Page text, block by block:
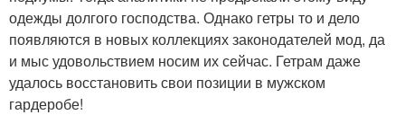
одежды долгого господства. Однако гетры то и дело
появляются в новых коллекциях законодателей мод, да
и мыс удовольствием носим их сейчас. Гетрам даже
удалось восстановить свои позиции в мужском
гардеробе!